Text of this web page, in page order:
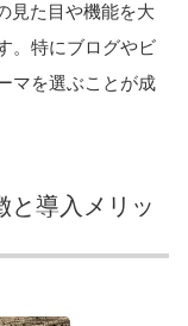
見た目や機能を大
。特にブログやビ
マを選ぶことが成
と導入メリッ